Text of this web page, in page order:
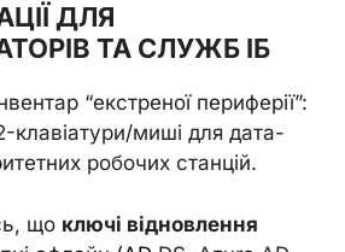
ДЛЯ
ТА СЛУЖБ ІБ
“екстреної периферії”:
клавіатури/миші для дата-
робочих станцій.
що ключі відновлення